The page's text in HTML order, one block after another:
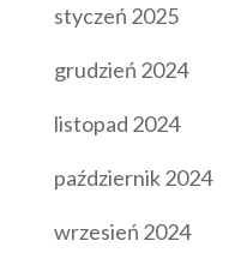
styczeń 2025
grudzień 2024
listopad 2024
październik 2024
wrzesień 2024